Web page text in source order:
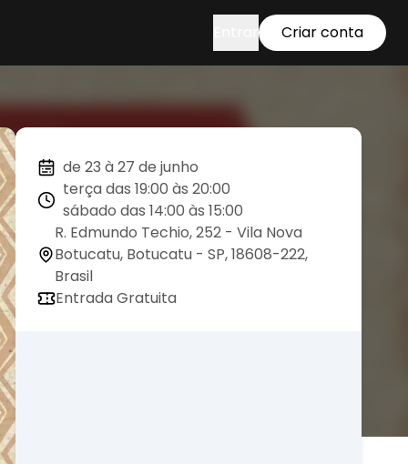
Criar conta
de 23 à 27 de junho
terça das 19:00 às 20:00
sábado das 14:00 às 15:00
R. Edmundo Techio, 252 - Vila Nova
Botucatu, Botucatu - SP, 18608-222,
Brasil
Entrada Gratuita